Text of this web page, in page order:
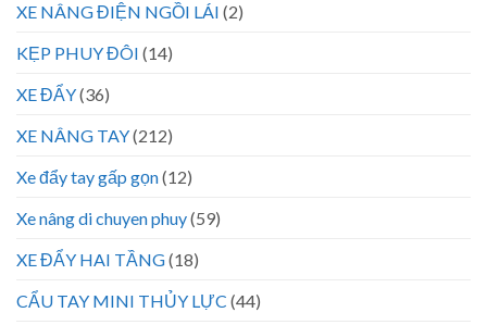
XE NÂNG ĐIỆN NGỒI LÁI (2)
KẸP PHUY ĐÔI (14)
XE ĐẨY(36)
XE NÂNG TAY(212)
Xe đẩy tay gấp gọn(12)
Xe nâng di chuyen phuy(59)
XE ĐẨY HAI TẦNG(18)
CẨU TAY MINI THỦY LỰC (44)